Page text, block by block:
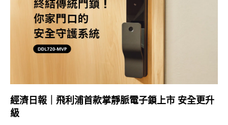
經濟日報｜飛利浦首款掌靜脈電子鎖上市 安全更升
級